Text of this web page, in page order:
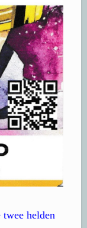
helden